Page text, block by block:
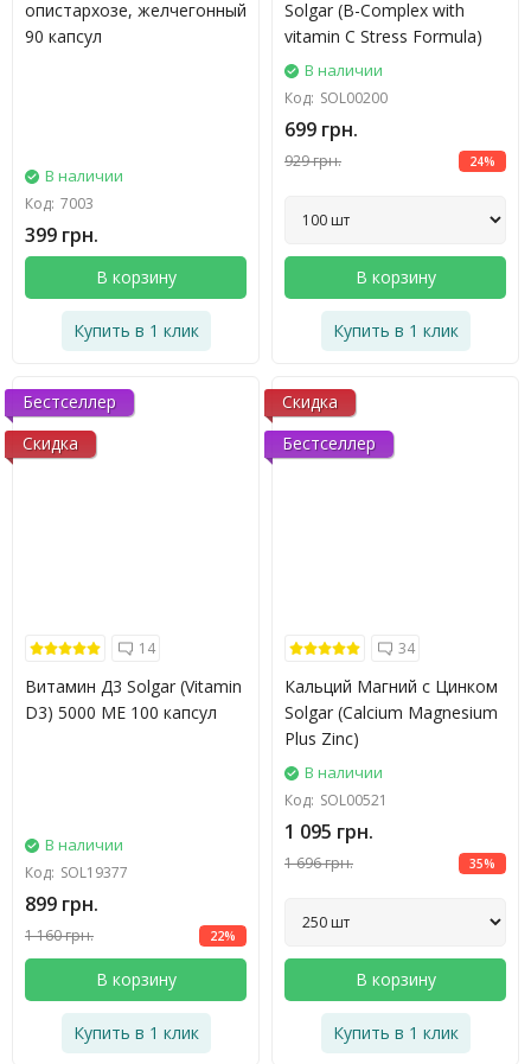
опистархозе, желчегонный
90 капсул
В наличии
Код: 7003
399 грн.
В корзину
Купить в 1 клик
Solgar (B-Complex with
vitamin C Stress Formula)
В наличии
Код: SOL00200
699 грн.
929 грн. 24%
В корзину
Купить в 1 клик
Бестселлер
Скидка
14
Витамин Д3 Solgar (Vitamin
D3) 5000 МЕ 100 капсул
В наличии
Код: SOL19377
899 грн.
1 160 грн. 22%
В корзину
Купить в 1 клик
Скидка
Бестселлер
34
Кальций Магний с Цинком
Solgar (Calcium Magnesium
Plus Zinc)
В наличии
Код: SOL00521
1 095 грн.
1 696 грн. 35%
В корзину
Купить в 1 клик